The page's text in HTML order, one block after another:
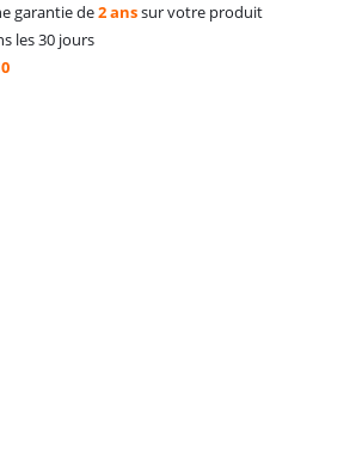
garantie de2 anssur votre produit
les 30 jours